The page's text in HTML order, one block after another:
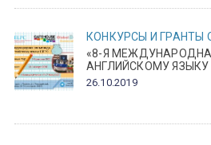
КОНКУРСЫ И ГРАНТЫ
«8-Я
АНГЛИЙСКОМУ ЯЗЫКУ
26.10.2019